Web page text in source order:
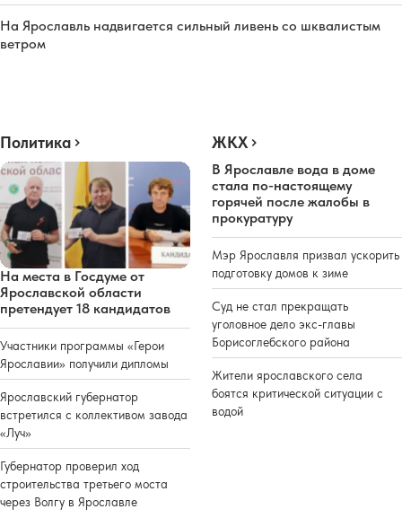
На Ярославль надвигается сильный ливень со шквалистым
ветром
Политика
На места в Госдуме от
Ярославской области
претендует 18 кандидатов
Участники программы «Герои
Ярославии» получили дипломы
Ярославский губернатор
встретился с коллективом завода
«Луч»
Губернатор проверил ход
строительства третьего моста
через Волгу в Ярославле
ЖКХ
В Ярославле вода в доме
стала по-настоящему
горячей после жалобы в
прокуратуру
Мэр Ярославля призвал ускорить
подготовку домов к зиме
Суд не стал прекращать
уголовное дело экс-главы
Борисоглебского района
Жители ярославского села
боятся критической ситуации с
водой